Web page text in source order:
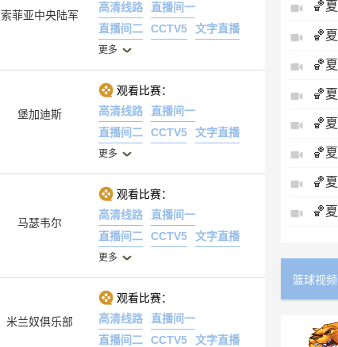
索菲亚中央陆军
高清线路
直播间一
直播间二
CCTV5 文字直播
更多
堡加迪斯
观看比赛：
高清线路
直播间一
直播间二
CCTV5 文字直播
更多
马瑟韦尔
观看比赛：
高清线路
直播间一
直播间二
CCTV5 文字直播
更多
米兰奴俱乐部
观看比赛：
高清线路
直播间一
直播间二
CCTV5 文字直播
篮球视频